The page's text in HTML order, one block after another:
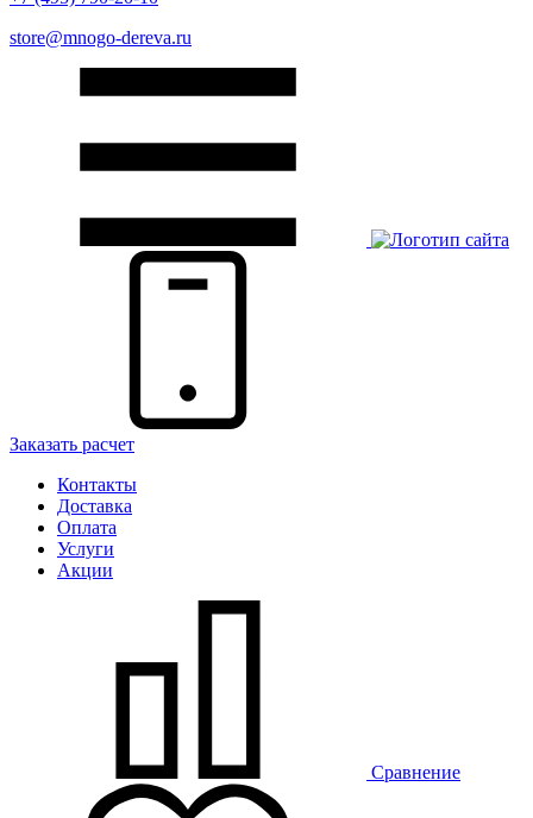
store@mnogo-dereva.ru
Заказать расчет
Контакты
Доставка
Оплата
Услуги
Акции
Сравнение